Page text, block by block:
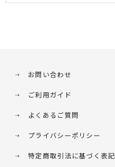
お問い合わせ
ご利用ガイド
よくあるご質問
プライバシーポリシー
特定商取引法に基づく表記